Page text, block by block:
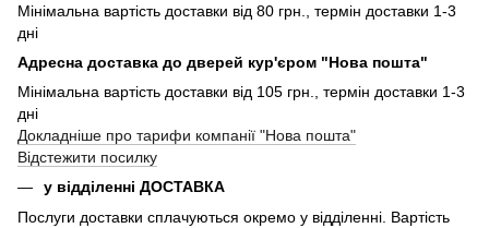
Мінімальна вартість доставки від 80 грн., термін доставки 1-3
дні
Адресна доставка до дверей кур'єром "Нова пошта"
Мінімальна вартість доставки від 105 грн., термін доставки 1-3
дні
Докладніше про тарифи компанії "Нова пошта"
Відстежити посилку
у відділенні ДОСТАВКА
Послуги доставки сплачуються окремо у відділенні. Вартість